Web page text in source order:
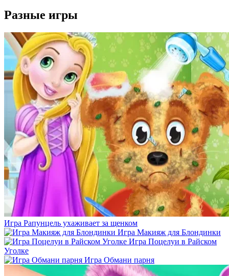
Разные игры
Игра Рапунцель ухаживает за щенком
Игра Макияж для Блондинки
Игра Поцелуи в Райском
Уголке
Игра Обмани парня